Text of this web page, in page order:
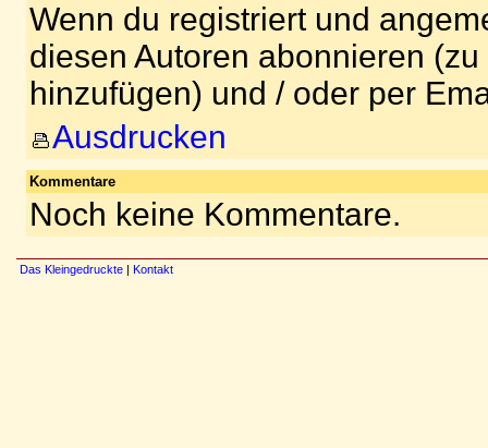
Wenn du registriert und
diesen Autoren abonnieren
hinzufügen) und / oder per
Ausdrucken
Kommentare
Noch keine Kommentare.
Das Kleingedruckte | Kontakt